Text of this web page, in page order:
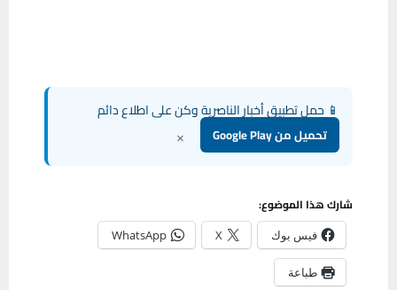
📱 حمل تطبيق أخبار الناصرية وكن على اطلاع دائم
تحميل من Google Play ×
شارك هذا الموضوع:
فيس بوك X
WhatsApp
طباعة